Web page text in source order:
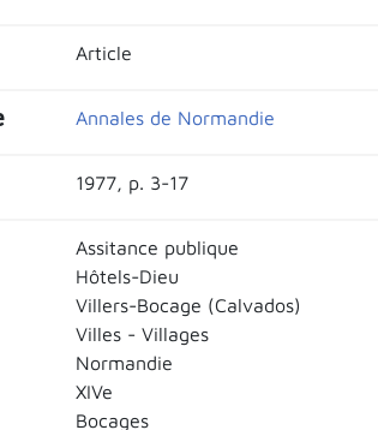
Article
Annales de Normandie
1977, p. 3-17
Assitance publique
Hôtels-Dieu
Villers-Bocage (Calvados)
Villes - Villages
Normandie
XIVe
Bocages